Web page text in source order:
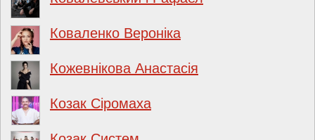
Коваленко Вероніка
Кожевнікова Анастасія
Козак Сіромаха